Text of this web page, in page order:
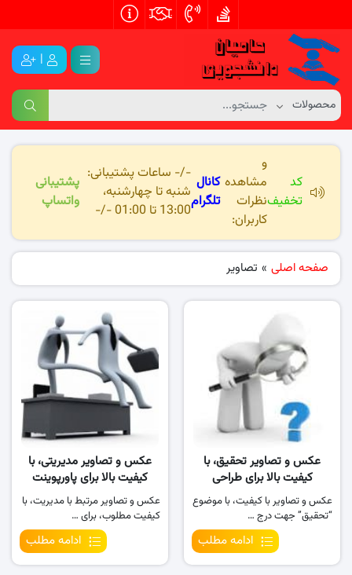
|
کد
تخفیف
و
مشاهده
نظرات
کاربران:
کانال
تلگرام
-/- ساعات پشتیبانی:
شنبه تا چهارشنبه،
13:00 تا 01:00 -/-
پشتیبانی
واتساپ
صفحه اصلی » تصاویر
عکس و تصاویر تحقیق، با
کیفیت بالا برای طراحی
پاورپوینت
عکس و تصاویر با کیفیت، با موضوع
“تحقیق” جهت درج …
ادامه مطلب
عکس و تصاویر مدیریتی، با
کیفیت بالا برای پاورپوینت
عکس و تصاویر مرتبط با مدیریت، با
کیفیت مطلوب، برای …
ادامه مطلب